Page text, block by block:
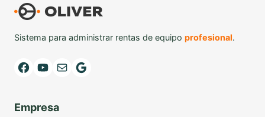
Sistema para administrar rentas de equipo profesional.
Facebook YouTube Mail Google
Empresa